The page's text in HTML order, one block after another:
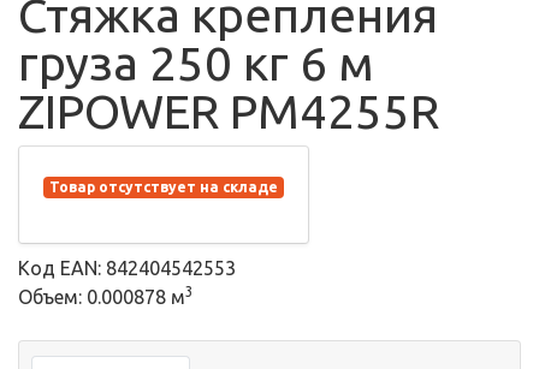
Стяжка крепления
груза 250 кг 6 м
ZIPOWER PM4255R
Товар отсутствует на складе
Код EAN: 842404542553
Объем: 0.000878 м3